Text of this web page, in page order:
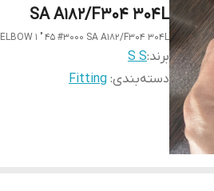
SA A182/F304 304L
ELBOW 1 " 45 #3000 SA A182/F304 304L
برند:S S
دسته‌بندی:
Fitting